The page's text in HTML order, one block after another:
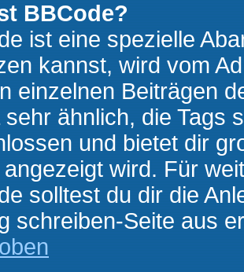
BBCode?
ist eine spezielle
kannst, wird vom
einzelnen Beiträgen
sehr ähnlich, die Tags
und bietet dir
wird. Für
solltest du dir die
schreiben-Seite aus